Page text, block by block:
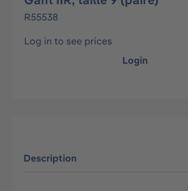
R55538
Log in to see prices
Login
Description